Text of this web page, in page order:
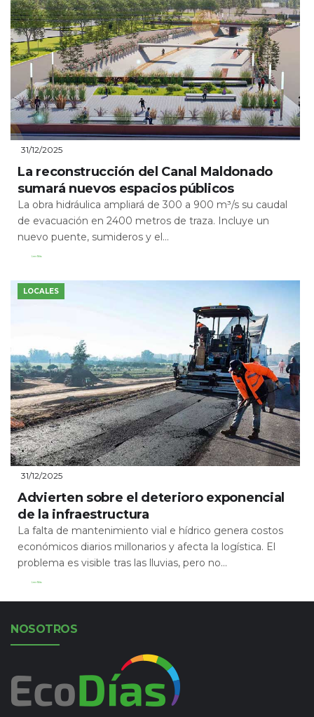
31/12/2025
La reconstrucción del Canal Maldonado
sumará nuevos espacios públicos
La obra hidráulica ampliará de 300 a 900 m³/s su caudal
de evacuación en 2400 metros de traza. Incluye un
nuevo puente, sumideros y el...
Leer Más
LOCALES
31/12/2025
Advierten sobre el deterioro exponencial
de la infraestructura
La falta de mantenimiento vial e hídrico genera costos
económicos diarios millonarios y afecta la logística. El
problema es visible tras las lluvias, pero no...
Leer Más
NOSOTROS